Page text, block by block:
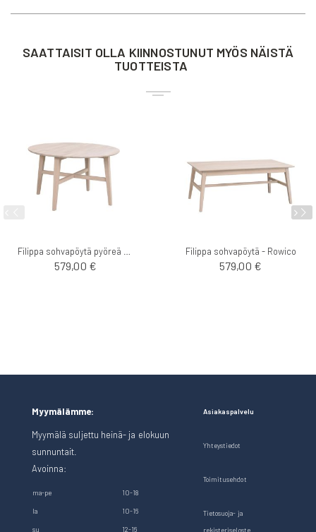
SAATTAISIT OLLA KIINNOSTUNUT MYÖS NÄISTÄ
TUOTTEISTA
579,00 €
Filippa sohvapöytä - Rowico
579,00 €
Myymälämme:
Myymälä suljettu heinä- ja elokuun
sunnuntait.
Avoinna:
ma-pe 10-18
la 10-16
su 12-16
Asiakaspalvelu
Yhteystiedot
Toimitusehdot
Tietosuoja- ja
rekisteriseloste